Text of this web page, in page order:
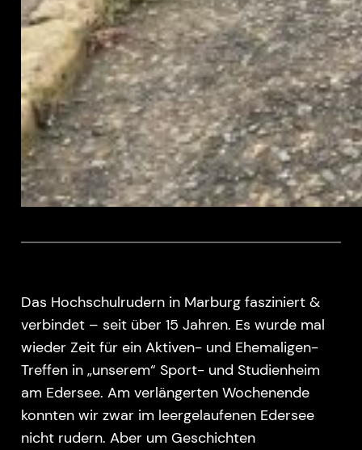
Das Hochschulrudern in Marburg fasziniert &
verbindet – seit über 15 Jahren. Es wurde mal
wieder Zeit für ein Aktiven- und Ehemaligen-
Treffen in „unserem“ Sport- und Studienheim
am Edersee. Am verlängerten Wochenende
konnten wir zwar im leergelaufenen Edersee
nicht rudern. Aber um Geschichten